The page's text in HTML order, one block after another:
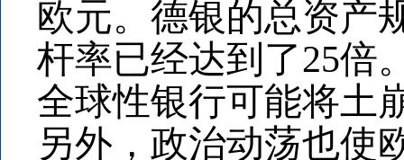
欧元。德银的总资产
杆率已经达到了25倍
全球性银行可能将土
另外，政治动荡也使